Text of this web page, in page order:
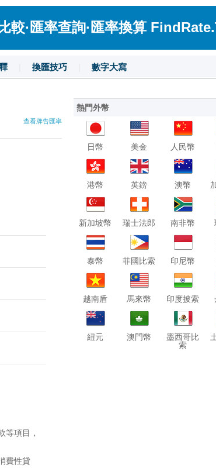
較·匯率查詢·匯率換算
換匯技巧 數字大寫
查看牌告匯率
等項目，
費性貸
熱門外幣
日幣 美金 人民幣
港幣 英鎊 澳幣
新加坡幣 瑞士法郎 南非幣
泰幣 菲國比索 印尼幣
越南盾 馬來幣 印度披索
紐元 澳門幣
墨西哥比
索